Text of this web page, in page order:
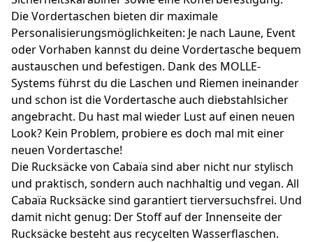
Die Vordertaschen bieten dir maximale
Personalisierungsmöglichkeiten: Je nach Laune, Event
oder Vorhaben kannst du deine Vordertasche bequem
austauschen und befestigen. Dank des MOLLE-
Systems führst du die Laschen und Riemen ineinander
und schon ist die Vordertasche auch diebstahlsicher
angebracht. Du hast mal wieder Lust auf einen neuen
Look? Kein Problem, probiere es doch mal mit einer
neuen Vordertasche!
Die Rucksäcke von Cabaïa sind aber nicht nur stylisch
und praktisch, sondern auch nachhaltig und vegan. All
Cabaïa Rucksäcke sind garantiert tierversuchsfrei. Und
damit nicht genug: Der Stoff auf der Innenseite der
Rucksäcke besteht aus recycelten Wasserflaschen.